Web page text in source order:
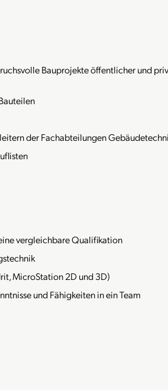
Bauprojekte öffentlicher und
der Fachabteilungen
vergleichbare Qualifikation
MicroStation 2D und 3D)
und Fähigkeiten in ein Team